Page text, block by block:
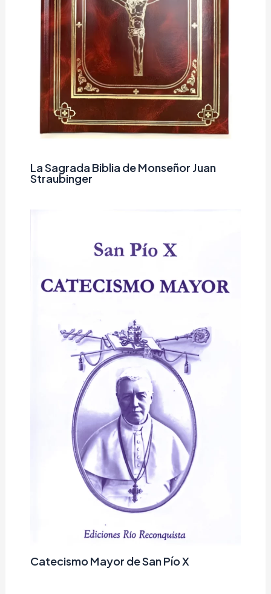
La Sagrada Biblia de Monseñor Juan
Straubinger
Catecismo Mayor de San Pío X